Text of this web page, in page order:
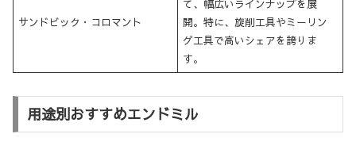
サンドビック・コロマント
て、幅広いラインナップを展
開。特に、旋削工具やミーリン
グ工具で高いシェアを誇りま
す。
用途別おすすめエンドミル